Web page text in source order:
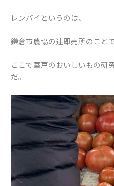
レンバイというのは、
鎌倉市農協の連即売所のことで
ここで室戸のおいしいもの研
だ。